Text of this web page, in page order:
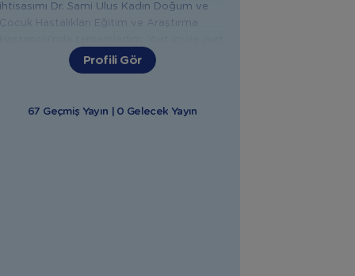
ihtisasımı Dr. Sami Ulus Kadın Doğum ve
Çocuk Hastalıkları Eğitim ve Araştırma
dışında farklı şehir ve hastanelerde uzman
çocuk doktoru olarak çalıştım. Şu anda
Hastanesi’nde görevimi sürdürüyorum.
Profili Gör
67 Geçmiş Yayın | 0 Gelecek Yayın